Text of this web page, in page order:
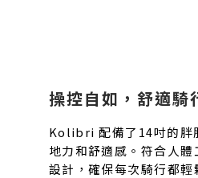
操控自如，舒適騎
Kolibri 配備了14吋的胖
地力和舒適感。符合人
設計，確保每次騎行都輕